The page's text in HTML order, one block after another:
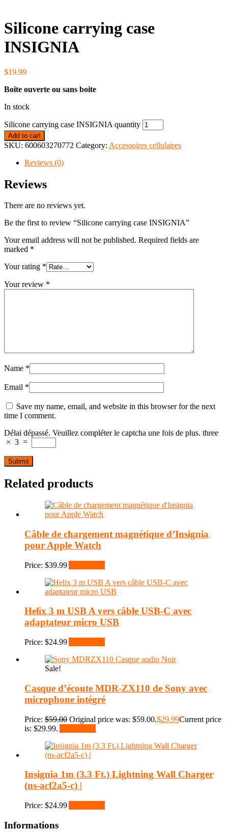
Silicone carrying case
INSIGNIA
$19.99
Boite ouverte ou sans boite
In stock
Silicone carrying case INSIGNIA quantity
Add to cart
SKU: 600603270772 Category: Accessoires cellulaires
Reviews (0)
Reviews
There are no reviews yet.
Be the first to review “Silicone carrying case INSIGNIA”
Your email address will not be published. Required fields are
marked *
Your rating *
Your review *
Name *
Email *
Save my name, email, and website in this browser for the next
time I comment.
Délai dépassé. Veuillez compléter le captcha une fois de plus. three
× 3 =
Related products
Câble de chargement magnétique d’Insignia
pour Apple Watch
Price: $39.99
Helix 3 m USB A vers câble USB-C avec
adaptateur micro USB
Price: $24.99
Sale!
Casque d’écoute MDR-ZX110 de Sony avec
microphone intégré
Price: $59.00 Original price was: $59.00.$29.99Current price
is: $29.99.
Insignia 1m (3.3 Ft.) Lightning Wall Charger
(ns-acf2a5-c) |
Price: $24.99
Informations